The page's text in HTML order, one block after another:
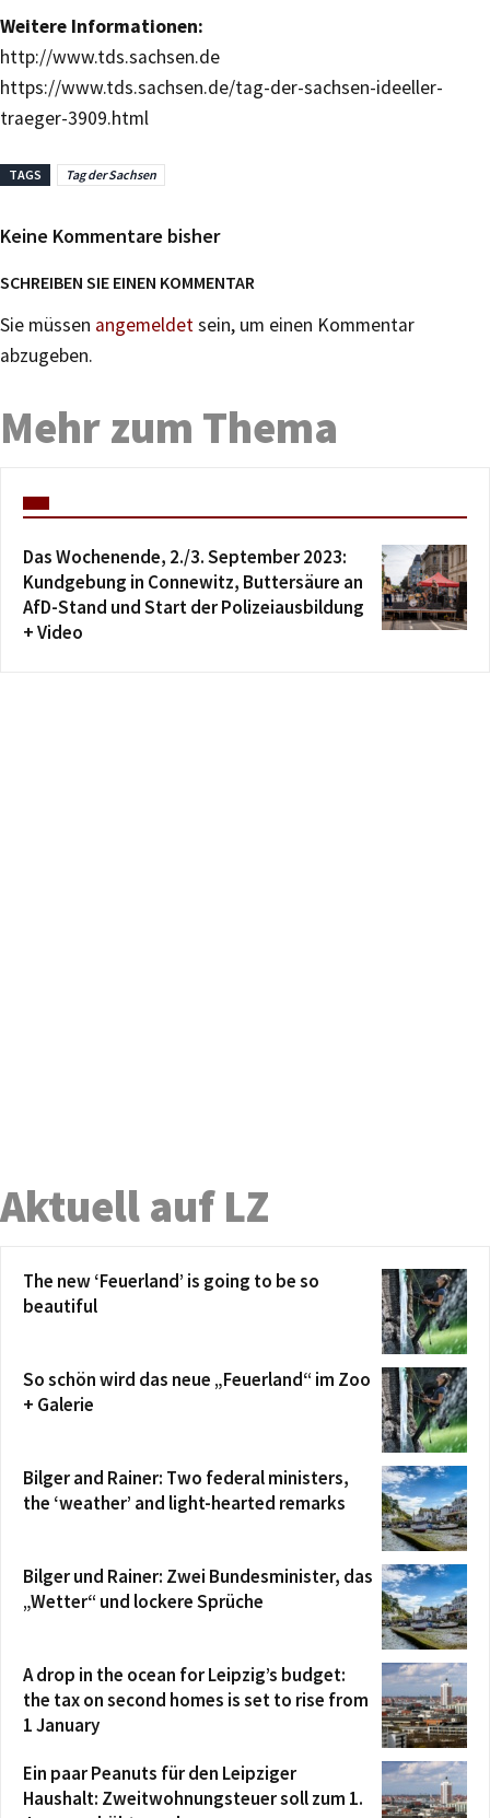
Weitere Informationen:
http://www.tds.sachsen.de
https://www.tds.sachsen.de/tag-der-sachsen-ideeller-
traeger-3909.html
TAGS Tag der Sachsen
Keine Kommentare bisher
SCHREIBEN SIE EINEN KOMMENTAR
Sie müssen angemeldetsein, um einen Kommentar
abzugeben.
Mehr zum Thema
Das Wochenende, 2./3. September 2023:
Kundgebung in Connewitz, Buttersäure an
AfD-Stand und Start der Polizeiausbildung
+ Video
Aktuell auf LZ
The new ‘Feuerland’ is going to be so
beautiful
So schön wird das neue „Feuerland“ im Zoo
+ Galerie
Bilger and Rainer: Two federal ministers,
the ‘weather’ and light-hearted remarks
Bilger und Rainer: Zwei Bundesminister, das
„Wetter“ und lockere Sprüche
A drop in the ocean for Leipzig’s budget:
the tax on second homes is set to rise from
1 January
Ein paar Peanuts für den Leipziger
Haushalt: Zweitwohnungsteuer soll zum 1.